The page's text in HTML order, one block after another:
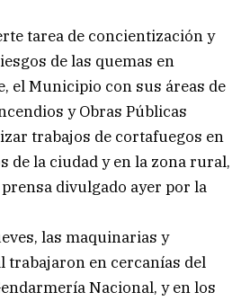
tarea de concientización y
de las quemas en
el Municipio con sus áreas de
y Obras Públicas
trabajos de cortafuegos en
de la ciudad y en la zona rural,
divulgado ayer por la
las maquinarias y
trabajaron en cercanías del
Nacional, y en los